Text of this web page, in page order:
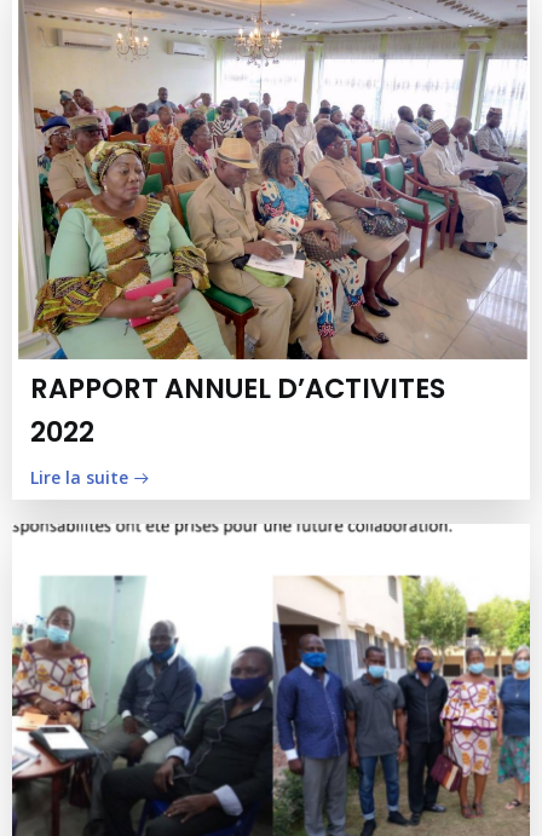
RAPPORT ANNUEL D’ACTIVITES
2022
Lire la suite